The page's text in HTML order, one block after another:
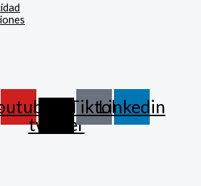
twitter
TiktokLinkedin